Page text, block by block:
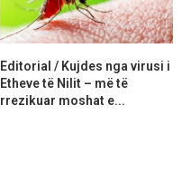
Editorial / Kujdes nga virusi i
Etheve të Nilit – më të
rrezikuar moshat e...